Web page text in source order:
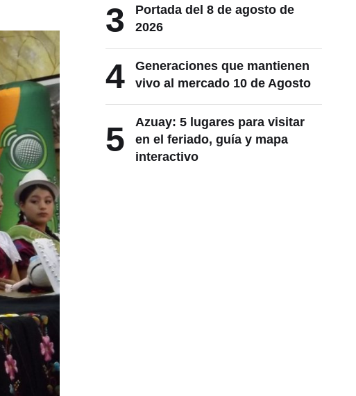
3
Portada del 8 de agosto de
2026
4
Generaciones que mantienen
vivo al mercado 10 de Agosto
5
Azuay: 5 lugares para visitar
en el feriado, guía y mapa
interactivo